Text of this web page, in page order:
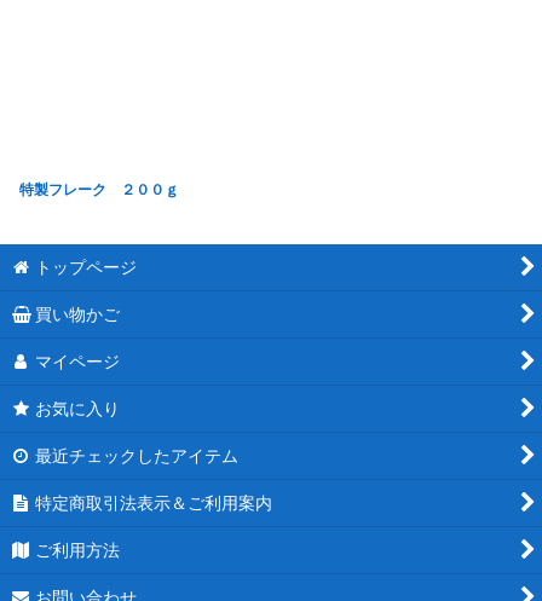
特製フレーク ２００ｇ
トップページ
買い物かご
マイページ
お気に入り
最近チェックしたアイテム
特定商取引法表示＆ご利用案内
ご利用方法